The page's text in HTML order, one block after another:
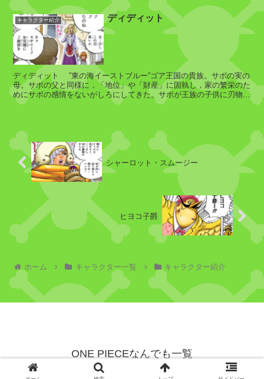
の
他
イ
ヌ
ア
シ
シ
リ
ジ
キャラクター紹介 ディディット
ディディット ”東の海イーストブルー”ゴア王国の貴族。サボの実の
母。サボの父と同様に，「地位」や「財産」に固執し，家の繁栄のた
めにサボの感情をないがしろにしてきた。サボが王族の子供に刃物で
襲われケンカとなった時には...
シャーロット・スムージー
ヒヨコ子爵
ホーム キャラクター一覧 キャラクター紹介
ONE PIECEなんでも一覧
© 2023 ONE PIECEなんでも一覧.